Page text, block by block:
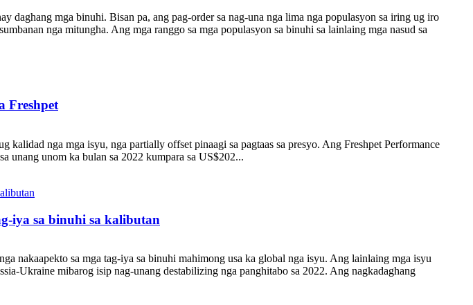
daghang mga binuhi. Bisan pa, ang pag-order sa nag-una nga lima nga populasyon sa iring ug iro
nga mitungha. Ang mga ranggo sa mga populasyon sa binuhi sa lainlaing mga nasud sa
Freshpet
nga mga isyu, nga partially offset pinaagi sa pagtaas sa presyo. Ang Freshpet Performance
unang unom ka bulan sa 2022 kumpara sa US$202...
iya sa binuhi sa kalibutan
nakaapekto sa mga tag-iya sa binuhi mahimong usa ka global nga isyu. Ang lainlaing mga isyu
Ukraine mibarog isip nag-unang destabilizing nga panghitabo sa 2022. Ang nagkadaghang